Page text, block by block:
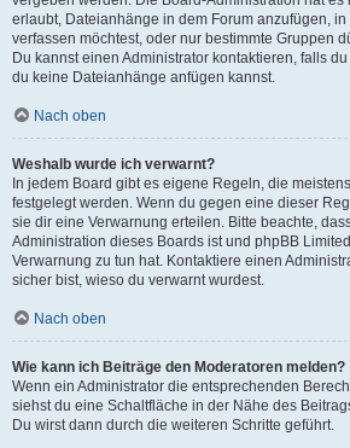
erlaubt, Dateianhänge in dem Forum anzufügen,
verfassen möchtest, oder nur bestimmte Gruppen
Du kannst einen Administrator kontaktieren, falls
du keine Dateianhänge anfügen kannst.
Nach oben
Weshalb wurde ich verwarnt?
In jedem Board gibt es eigene Regeln, die
festgelegt werden. Wenn du gegen eine dieser
sie dir eine Verwarnung erteilen. Bitte beachte,
Administration dieses Boards ist und phpBB
Verwarnung zu tun hat. Kontaktiere einen
sicher bist, wieso du verwarnt wurdest.
Nach oben
Wie kann ich Beiträge den Moderatoren melden?
Wenn ein Administrator die entsprechenden
siehst du eine Schaltfläche in der Nähe des
Du wirst dann durch die weiteren Schritte geführt.